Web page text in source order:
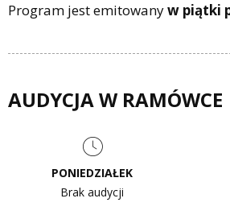
Program jest emitowanyw piątki
AUDYCJA W RAMÓWCE
PONIEDZIAŁEK
Brak audycji